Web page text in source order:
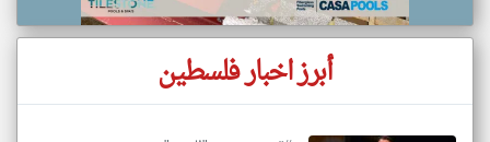
أبرز اخبار فلسطين